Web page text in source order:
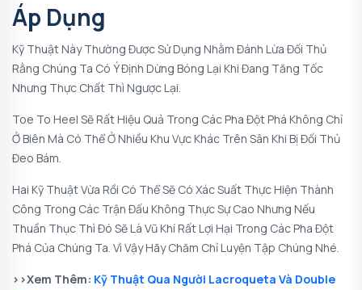
Áp Dụng
Kỹ Thuật Này Thường Được Sử Dụng Nhằm Đánh Lừa Đối Thủ
Rằng Chúng Ta Có Ý Định Dừng Bóng Lại Khi Đang Tăng Tốc
Nhưng Thực Chất Thì Ngược Lại.
Toe To Heel Sẽ Rất Hiệu Quả Trong Các Pha Đột Phá Không Chỉ
Ở Biên Mà Có Thể Ở Nhiều Khu Vực Khác Trên Sân Khi Bị Đối Thủ
Đeo Bám.
Hai Kỹ Thuật Vừa Rồi Có Thể Sẽ Có Xác Suất Thực Hiện Thành
Công Trong Các Trận Đấu Không Thực Sự Cao Nhưng Nếu
Thuần Thục Thì Đó Sẽ Là Vũ Khí Rất Lợi Hại Trong Các Pha Đột
Phá Của Chúng Ta. Vì Vậy Hãy Chăm Chỉ Luyện Tập Chúng Nhé.
>>Xem Thêm: Kỹ Thuật Qua Người Lacroqueta Và Double